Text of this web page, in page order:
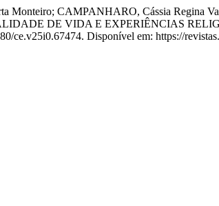
Monteiro; CAMPANHARO, Cássia Regina
DE VIDA E EXPERIÊNCIAS
ce.v25i0.67474. Disponível em: https://